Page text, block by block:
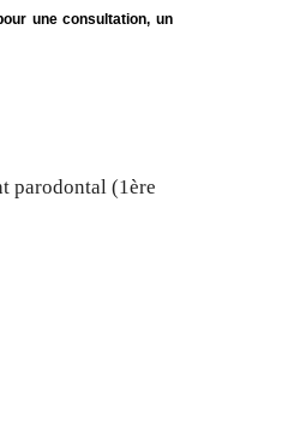
une consultation, un
parodontal (1ère